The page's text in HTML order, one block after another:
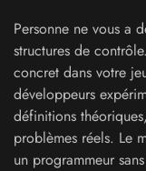
Personne ne vous a
structures de
concret dans votre
développeurs
définitions
problèmes réels. Le
un programmeur